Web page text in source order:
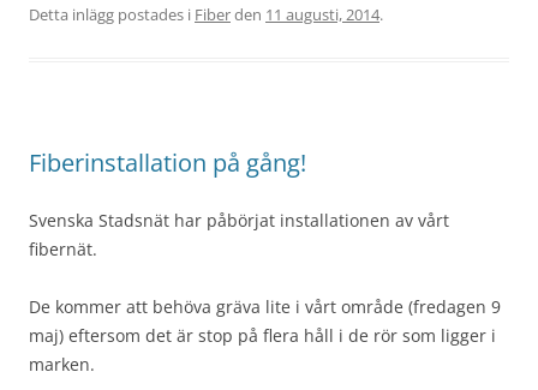
Detta inlägg postades i Fiberden 11 augusti, 2014.
Fiberinstallation på gång!
Svenska Stadsnät har påbörjat installationen av vårt
fibernät.
De kommer att behöva gräva lite i vårt område (fredagen 9
maj) eftersom det är stop på flera håll i de rör som ligger i
marken.